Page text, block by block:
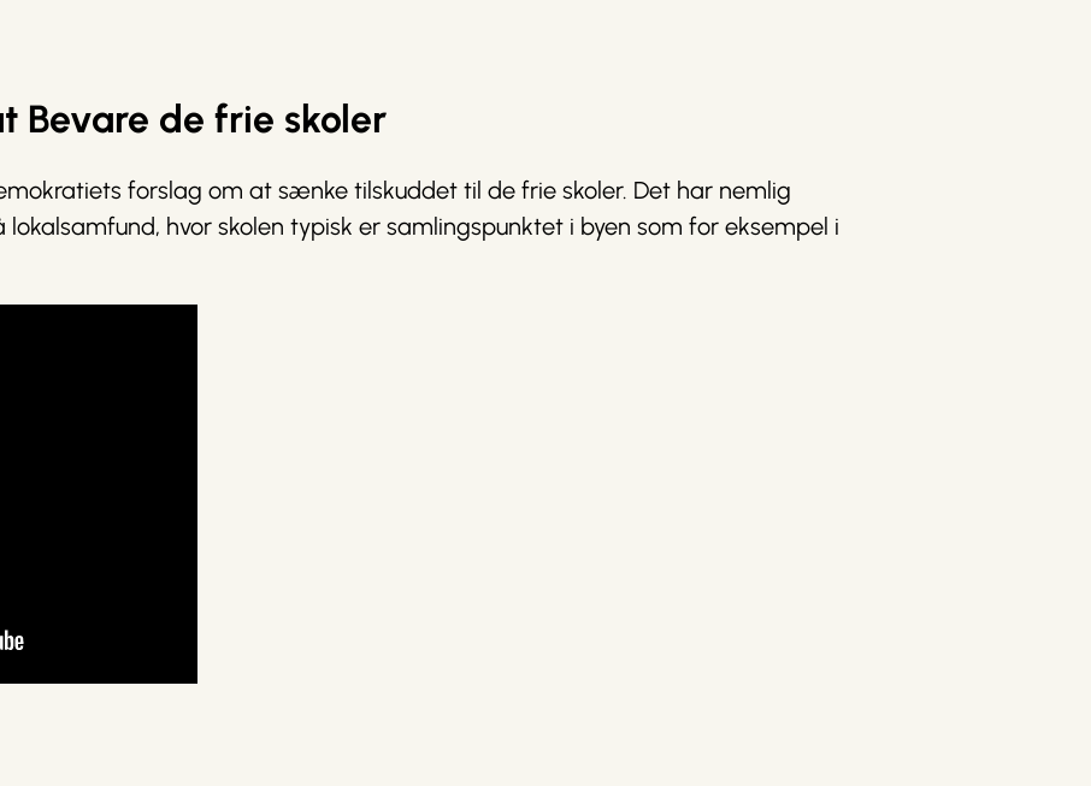
Bevare de frie skoler
forslag om at sænke tilskuddet til de frie skoler. Det har nemlig
hvor skolen typisk er samlingspunktet i byen som for eksempel i